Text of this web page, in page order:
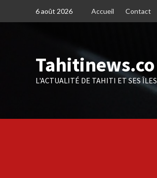
6 août 2026 Accueil Contact
Tahitinews.co
L'ACTUALITÉ DE TAHITI ET SES ÎLES